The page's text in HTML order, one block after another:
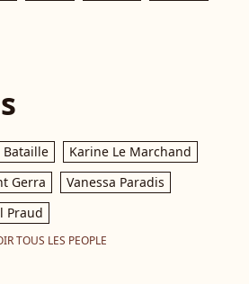
Bataille
Karine Le Marchand
Gerra
Vanessa Paradis
Praud
TOUS LES PEOPLE